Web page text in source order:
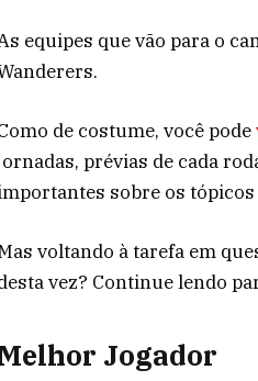
equipes que vão para o
de costume, você pode
prévias de cada
sobre os tópicos
voltando à tarefa em
vez? Continue lendo
Jogador